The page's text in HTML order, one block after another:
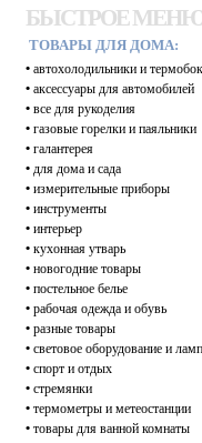
БЫСТРОЕ
ТОВАРЫ ДЛЯ ДОМА:
• автохолодильники и
• аксессуары для автомобилей
• все для рукоделия
• газовые горелки и паяльники
• галантерея
• для дома и сада
• измерительные приборы
• инструменты
• интерьер
• кухонная утварь
• новогодние товары
• постельное белье
• рабочая одежда и обувь
• разные товары
• световое оборудование и
• спорт и отдых
• стремянки
• термометры и метеостанции
• товары для ванной комнаты